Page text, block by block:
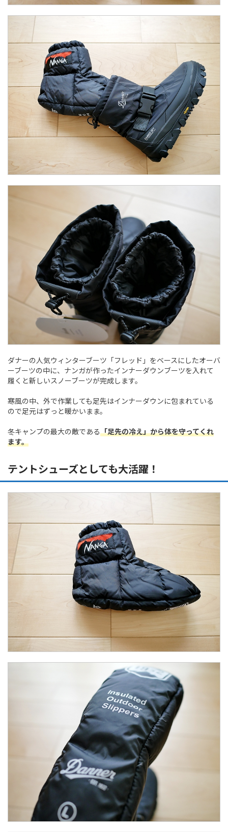
ダナーの人気ウィンターブーツ「フレッド」をベースにしたオーバ
ーブーツの中に、ナンガが作ったインナーダウンブーツを入れて
履くと新しいスノーブーツが完成します。
寒風の中、外で作業しても足先はインナーダウンに包まれている
ので足元はずっと暖かいまま。
冬キャンプの最大の敵である「足先の冷え」から体を守ってくれ
ます。
テントシューズとしても大活躍！